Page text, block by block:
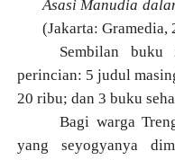
Asasi Manudia
(Jakarta: Gramedia,
Sembilan
perincian: 5 judul
20 ribu; dan 3 buku
Bagi warga
yang seyogyanya